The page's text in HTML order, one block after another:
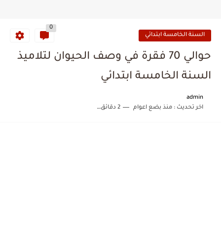
السنة الخامسة ابتدائي
0
حوالي 70 فقرة في وصف الحيوان لتلاميذ
السنة الخامسة ابتدائي
admin
اخر تحديث :منذ بضع اعوام 2 دقائق للقراءة